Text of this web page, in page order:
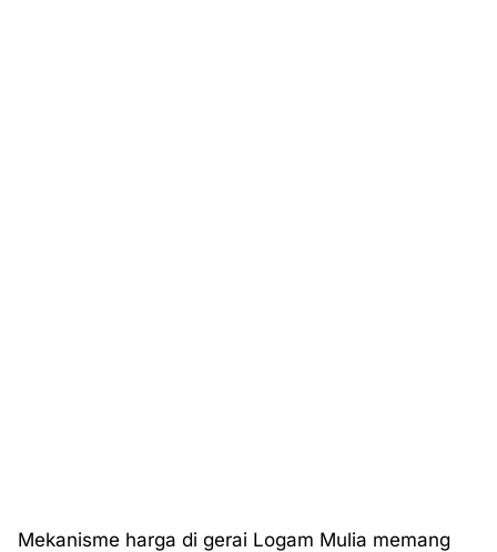
Mekanisme harga di gerai Logam Mulia memang